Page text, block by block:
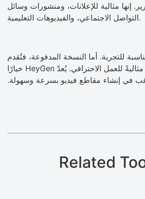
إنها مثالية للإعلانات، ومنشورات وسائل
التواصل الاجتماعي، والفيديوهات التعليمية.
للتجربة. أما النسخة المدفوعة، فتُقدم
مزايا أكثر وتُعدّ مثاليةً للعمل الاحترافي. يُعدّ HeyGen خيارًا
في إنشاء مقاطع فيديو بسرعة وسهولة.
Related